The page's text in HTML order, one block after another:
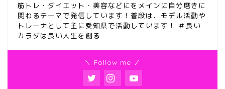
筋トレ・ダイエット・美容などにをメインに自分磨きに
関わるテーマで発信しています！普段は、モデル活動や
トレーナとして主に愛知県で活動しています！ ＃良い
カラダは良い人生を創る
＼ Follow me ／